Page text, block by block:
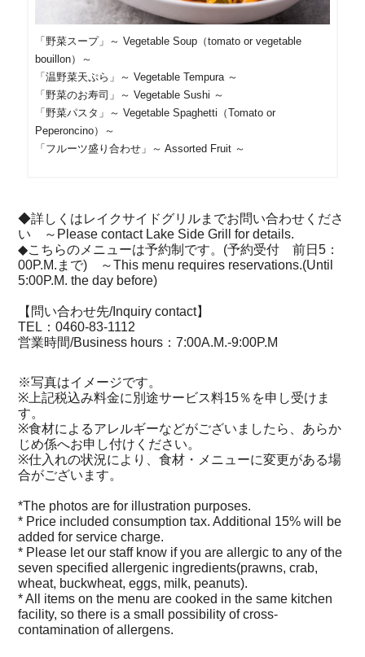
「野菜スープ」～ Vegetable Soup（tomato or vegetable
bouillon）～
「温野菜天ぷら」～ Vegetable Tempura ～
「野菜のお寿司」～ Vegetable Sushi ～
「野菜パスタ」～ Vegetable Spaghetti（Tomato or
Peperoncino）～
「フルーツ盛り合わせ」～ Assorted Fruit ～
◆詳しくはレイクサイドグリルまでお問い合わせくださ
い ～Please contact Lake Side Grill for details.
◆こちらのメニューは予約制です。(予約受付 前日5：
00P.M.まで) ～This menu requires reservations.(Until
5:00P.M. the day before)
【問い合わせ先/Inquiry contact】
TEL：0460-83-1112
営業時間/Business hours：7:00A.M.-9:00P.M
※写真はイメージです。
※上記税込み料金に別途サービス料15％を申し受けま
す。
※食材によるアレルギーなどがございましたら、あらか
じめ係へお申し付けください。
※仕入れの状況により、食材・メニューに変更がある場
合がございます。
*The photos are for illustration purposes.
* Price included consumption tax. Additional 15% will be
added for service charge.
* Please let our staff know if you are allergic to any of the
seven specified allergenic ingredients(prawns, crab,
wheat, buckwheat, eggs, milk, peanuts).
* All items on the menu are cooked in the same kitchen
facility, so there is a small possibility of cross-
contamination of allergens.